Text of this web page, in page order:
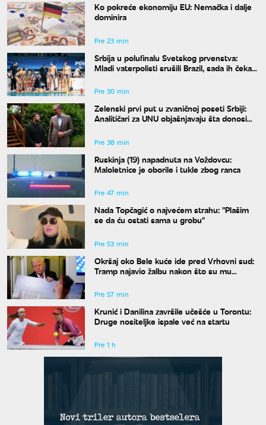
Ko pokreće ekonomiju EU: Nemačka i dalje
dominira
Pre 23 min
Srbija u polufinalu Svetskog prvenstva:
Mladi vaterpolisti srušili Brazil, sada ih čeka
Pre 30 min
Zelenski prvi put u zvaničnoj poseti Srbiji:
Analitičari za UNU objašnjavaju šta donosi
Moskva
Pre 38 min
Ruskinja (19) napadnuta na Voždovcu:
Maloletnice je oborile i tukle zbog ranca
Pre 47 min
Nada Topčagić o najvećem strahu: "Plašim
se da ću ostati sama u grobu"
Pre 53 min
Okršaj oko Bele kuće ide pred Vrhovni sud:
Tramp najavio žalbu nakon što su mu
Pre 57 min
Krunić i Danilina završile učešće u Torontu:
Druge nositeljke ispale već na startu
Pre 1 h